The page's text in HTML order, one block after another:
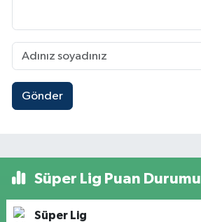
Gönder
Süper Lig Puan Durumu
Süper Lig